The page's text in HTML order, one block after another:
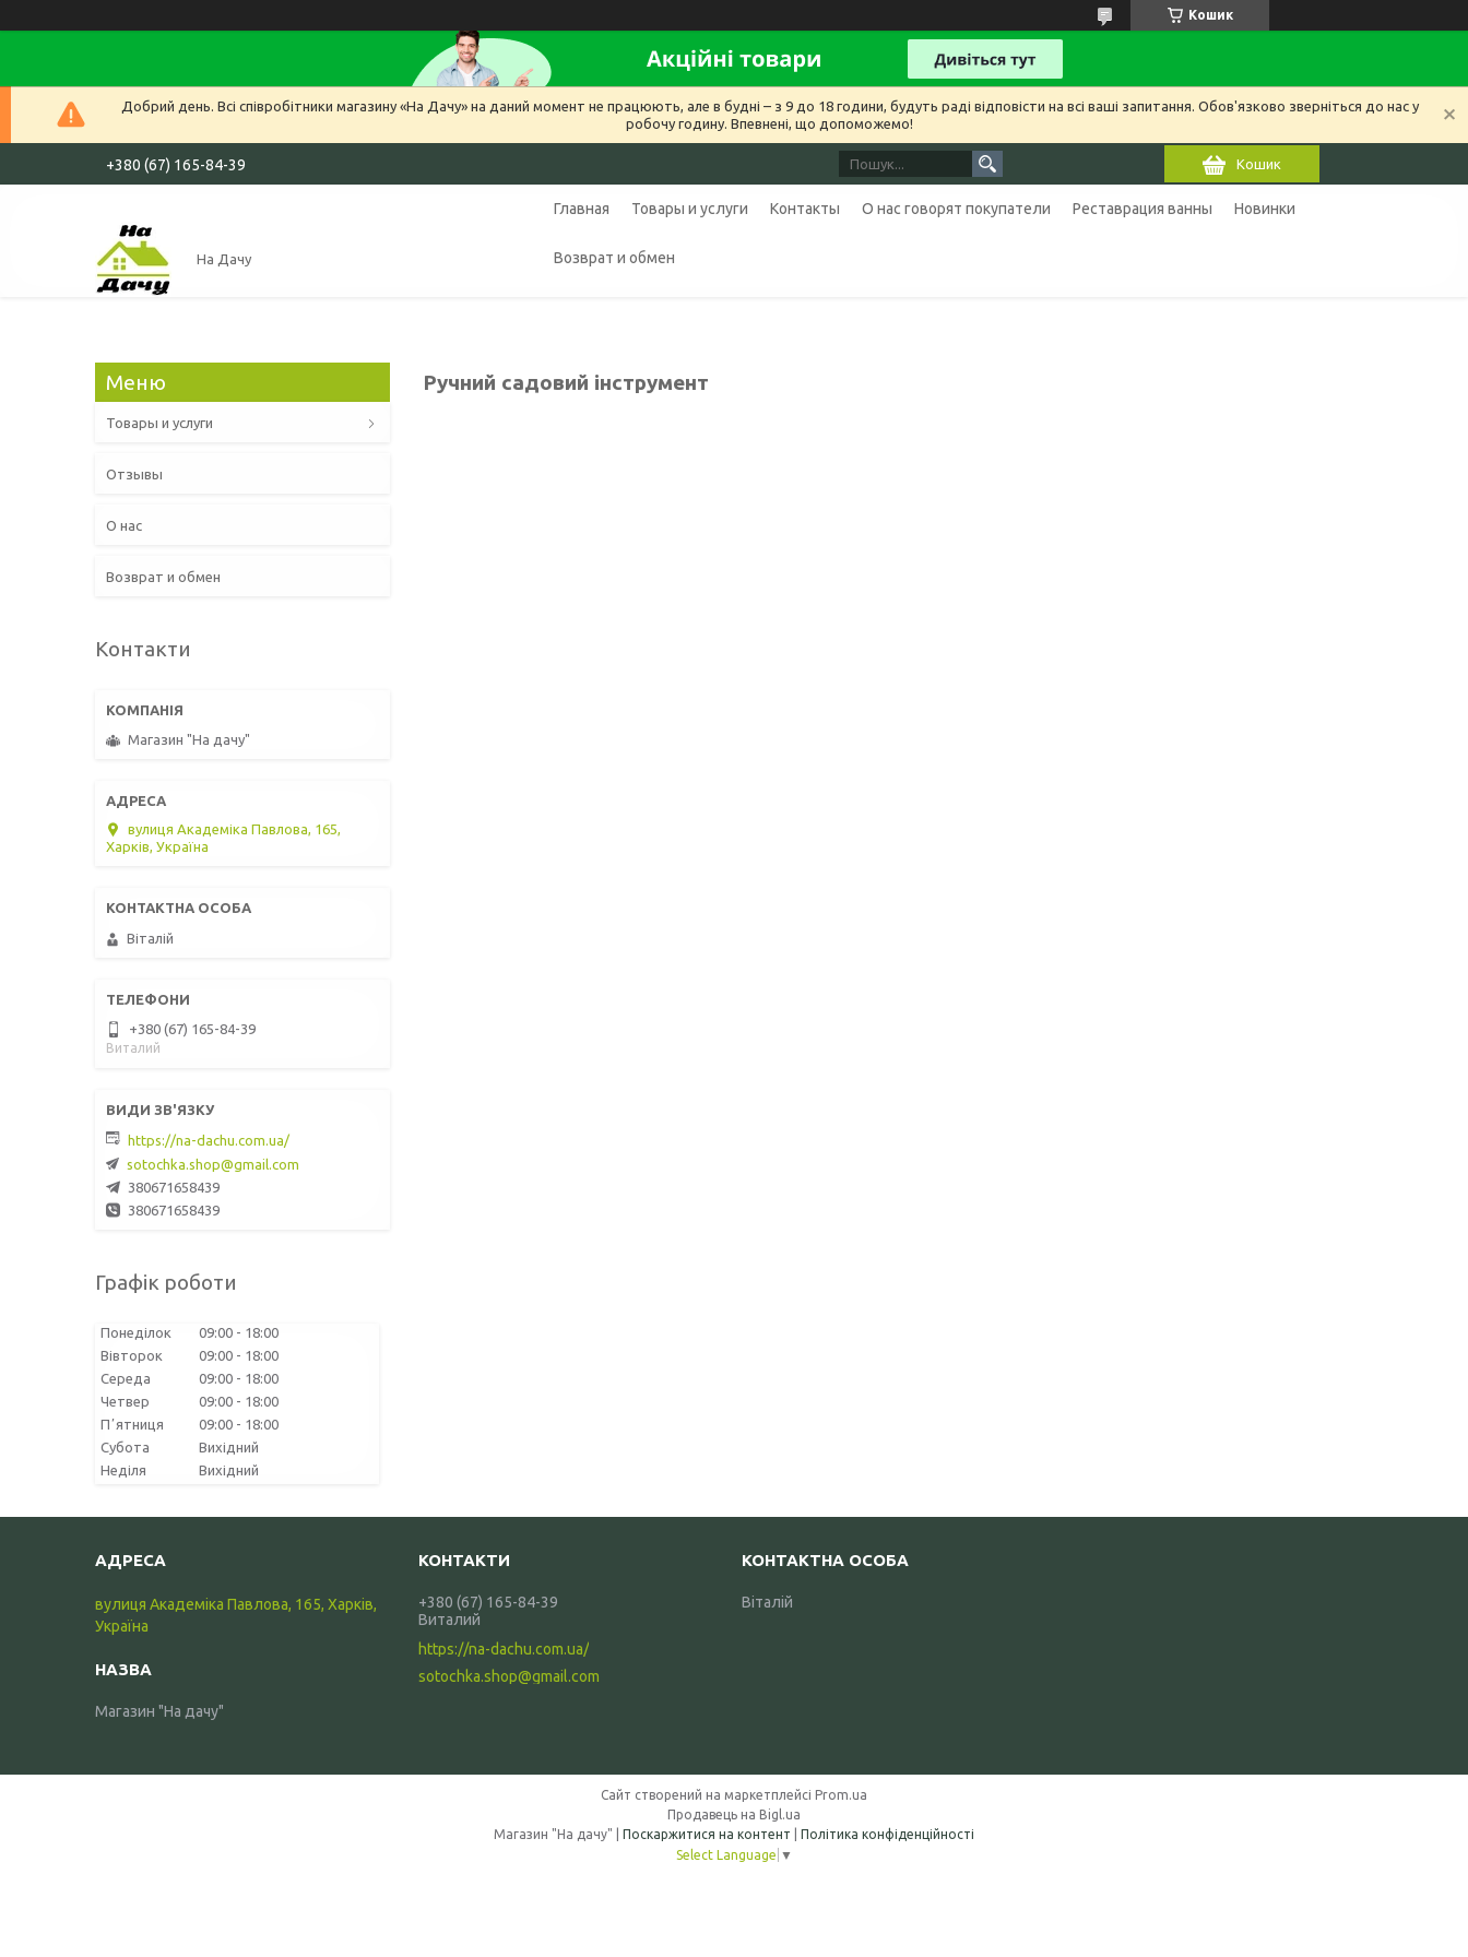
Кошик
Добрий день. Всі співробітники магазину «На Дачу» на даний момент не працюють, але в будні – з 9 до 18 години, будуть раді відповісти на всі ваші запитання. Обов'язково зверніться до нас у
робочу годину. Впевнені, що допоможемо!
+380 (67) 165-84-39 Кошик
На Дачу
Главная Товары и услуги Контакты О нас говорят покупатели Реставрация ванны Новинки
Возврат и обмен
Ручний садовий інструмент
Товары и услуги
Отзывы
О нас
Возврат и обмен
Контакти
Магазин "На дачу"
вулиця Академіка Павлова, 165,
Харків, Україна
Віталій
+380 (67) 165-84-39
Виталий
https://na-dachu.com.ua/
sotochka.shop@gmail.com
380671658439
380671658439
Графік роботи
Понеділок 09:00
18:00
Вівторок
09:00
18:00
Середа
09:00
18:00
Четвер
09:00
18:00
Пʼятниця
09:00
18:00
Субота
Вихідний
Неділя
Вихідний
вулиця Академіка Павлова, 165, Харків,
Україна
Магазин "На дачу"
+380 (67) 165-84-39
Виталий
https://na-dachu.com.ua/
sotochka.shop@gmail.com
Віталій
Сайт створений на маркетплейсі Prom.ua
Продавець на Bigl.ua
Поскаржитися на контент
Політика конфіденційності
Select Language ▼